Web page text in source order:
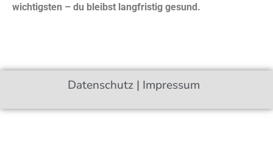
wichtigsten – du bleibst langfristig gesund.
Datenschutz| Impressum